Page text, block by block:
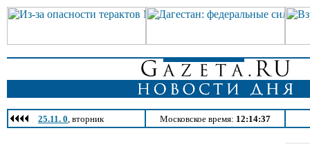
25.11. 0, вторник Московское время: 12:14:37